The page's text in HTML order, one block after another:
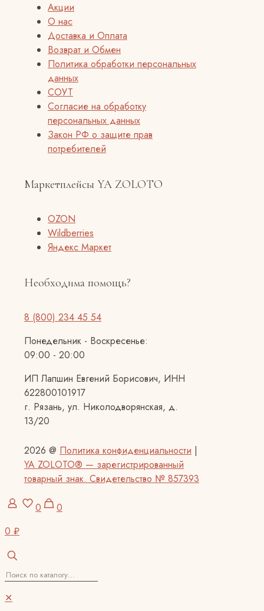
Акции
О нас
Доставка и Оплата
Возврат и Обмен
Политика обработки персональных
данных
СОУТ
Согласие на обработку
персональных данных
Закон РФ о защите прав
потребителей
Маркетплейсы YA ZOLOTO
OZON
Wildberries
Яндекс Маркет
Необходима помощь?
8 (800) 234 45 54
Понедельник - Воскресенье:
09:00 - 20:00
ИП Лапшин Евгений Борисович, ИНН
622800101917
г. Рязань, ул. Николодворянская, д.
13/20
2026 @ Политика конфиденциальности |
YA ZOLOTO® — зарегистрированный
товарный знак. Свидетельство № 857393
0
0
0 ₽
✕